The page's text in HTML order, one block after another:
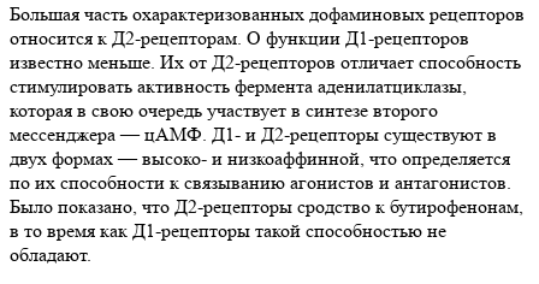
Большая часть охарактеризованных дофаминовых рецепторов
относится к Д2-рецепторам. О функции Д1-рецепторов
известно меньше. Их от Д2-рецепторов отличает способность
стимулировать активность фермента аденилатциклазы,
которая в свою очередь участвует в синтезе второго
мессенджера — цАМФ. Д1- и Д2-рецепторы существуют в
двух формах — высоко- и низкоаффинной, что определяется
по их способности к связыванию агонистов и антагонистов.
Было показано, что Д2-рецепторы сродство к бутирофенонам,
в то время как Д1-рецепторы такой способностью не
обладают.